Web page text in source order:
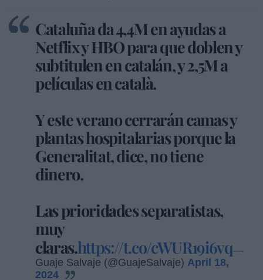
Cataluña da 4,4M en ayudas a
Netflix y HBO para que doblen y
subtitulen en catalán, y 2,5M a
películas en català.
Y este verano cerrarán camas y
plantas hospitalarias porque la
Generalitat, dice, no tiene
dinero.
Las prioridades separatistas,
muy
claras.https://t.co/cWUR19i6vq—
Guaje Salvaje (@GuajeSalvaje) April 18,
2024